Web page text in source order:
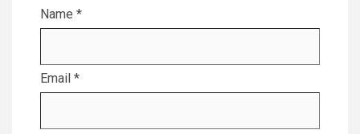
Name *
Email *